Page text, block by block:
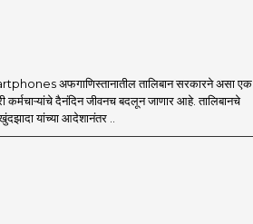
अफगाणिस्तानातील तालिबान सरकारने असा एक
कर्मचाऱ्यांचे दैनंदिन जीवनच बदलून जाणार आहे. तालिबानचे
यांच्या आदेशानंतर ..